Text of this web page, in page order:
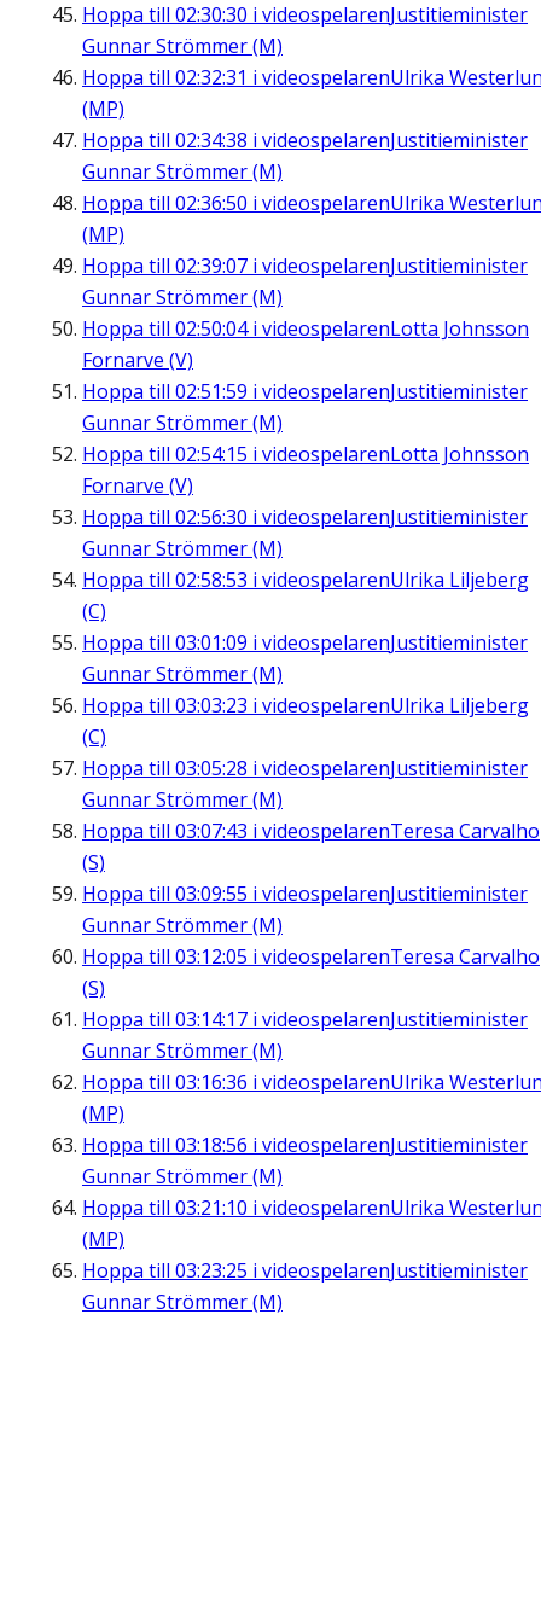
Hoppa till 02:30:30 i videospelarenJustitieminister
Gunnar Strömmer (M)
Hoppa till 02:32:31 i videospelarenUlrika
(MP)
Hoppa till 02:34:38 i videospelarenJustitieminister
Gunnar Strömmer (M)
Hoppa till 02:36:50 i videospelarenUlrika
(MP)
Hoppa till 02:39:07 i videospelarenJustitieminister
Gunnar Strömmer (M)
Hoppa till 02:50:04i videospelarenLotta Johnsson
Fornarve (V)
Hoppa till 02:51:59 i videospelarenJustitieminister
Gunnar Strömmer (M)
Hoppa till 02:54:15 i videospelarenLotta Johnsson
Fornarve (V)
Hoppa till 02:56:30 i videospelarenJustitieminister
Gunnar Strömmer (M)
Hoppa till 02:58:53 i videospelarenUlrika Liljeberg
(C)
Hoppa till 03:01:09 i videospelarenJustitieminister
Gunnar Strömmer (M)
Hoppa till 03:03:23 i videospelarenUlrika Liljeberg
(C)
Hoppa till 03:05:28 i videospelarenJustitieminister
Gunnar Strömmer (M)
Hoppa till 03:07:43 i videospelarenTeresa Carvalho
(S)
Hoppa till 03:09:55 i videospelarenJustitieminister
Gunnar Strömmer (M)
Hoppa till 03:12:05 i videospelarenTeresa Carvalho
(S)
Hoppa till 03:14:17 i videospelarenJustitieminister
Gunnar Strömmer (M)
Hoppa till 03:16:36 i videospelarenUlrika
(MP)
Hoppa till 03:18:56 i videospelarenJustitieminister
Gunnar Strömmer (M)
Hoppa till 03:21:10 i videospelarenUlrika
(MP)
Hoppa till 03:23:25 i videospelarenJustitieminister
Gunnar Strömmer (M)